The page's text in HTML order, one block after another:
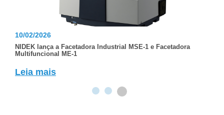
10/02/2026
NIDEK lança a Facetadora Industrial MSE-1 e Facetadora
Multifuncional ME-1
Leia mais